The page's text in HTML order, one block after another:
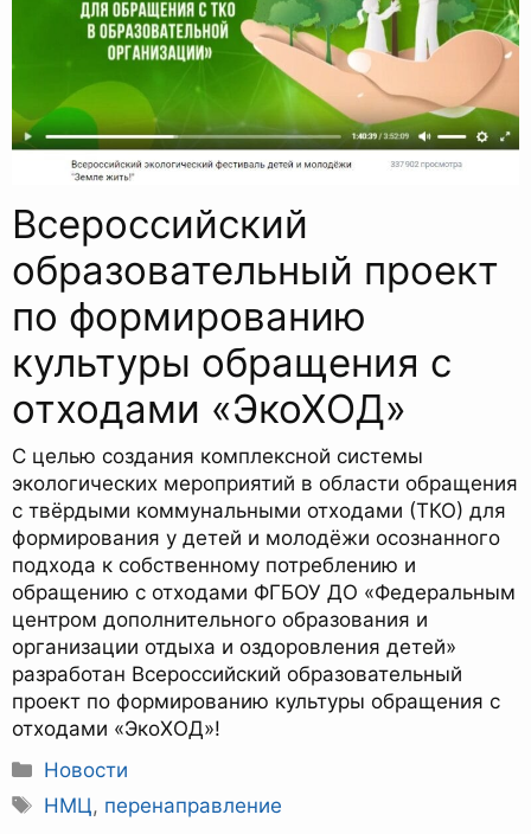
Всероссийский
образовательный проект
по формированию
культуры обращения с
отходами «ЭкоХОД»
С целью создания комплексной системы
экологических мероприятий в области обращения
с твёрдыми коммунальными отходами (ТКО) для
формирования у детей и молодёжи осознанного
подхода к собственному потреблению и
обращению с отходами ФГБОУ ДО «Федеральным
центром дополнительного образования и
организации отдыха и оздоровления детей»
разработан Всероссийский образовательный
проект по формированию культуры обращения с
отходами «ЭкоХОД»!
Рубрики
Новости
Метки
НМЦ, перенаправление